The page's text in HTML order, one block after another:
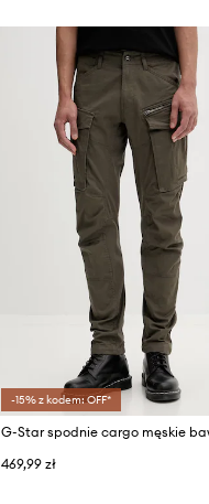
-15% z kodem: OFF*
469,99 zł